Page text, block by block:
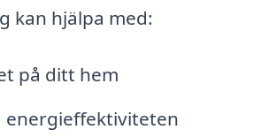
kan hjälpa med:
på ditt hem
energieffektiviteten